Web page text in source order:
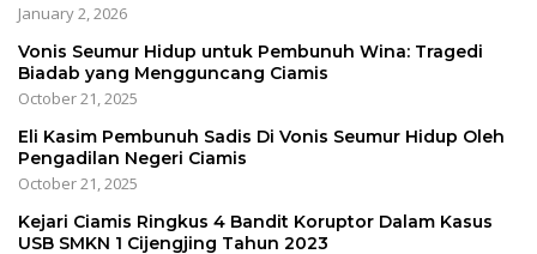
January 2, 2026
Vonis Seumur Hidup untuk Pembunuh Wina: Tragedi
Biadab yang Mengguncang Ciamis
October 21, 2025
Eli Kasim Pembunuh Sadis Di Vonis Seumur Hidup Oleh
Pengadilan Negeri Ciamis
October 21, 2025
Kejari Ciamis Ringkus 4 Bandit Koruptor Dalam Kasus
USB SMKN 1 Cijengjing Tahun 2023